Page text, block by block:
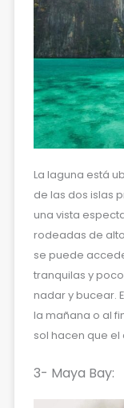
La laguna está
de las dos islas
una vista
rodeadas de
se puede
tranquilas y
nadar y bucear.
la mañana o al
sol hacen que el
3- Maya Bay: